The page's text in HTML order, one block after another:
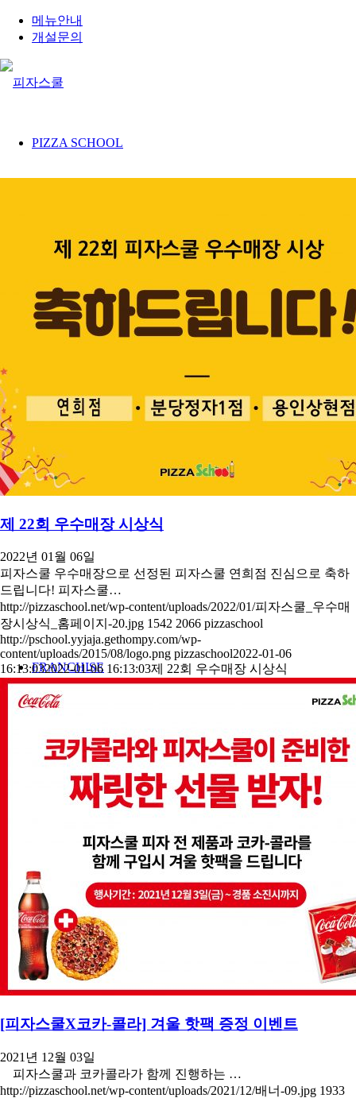
메뉴안내
개설문의
PIZZA SCHOOL
NEWS
FRANCHISE
CS CENTER
Menu Menu
제 22회 우수매장 시상식
2022년 01월 06일
피자스쿨 우수매장으로 선정된 피자스쿨 연희점 진심으로 축하
드립니다! 피자스쿨…
http://pizzaschool.net/wp-content/uploads/2022/01/피자스쿨_우수매
장시상식_홈페이지-20.jpg 1542 2066 pizzaschool
http://pschool.yyjaja.gethompy.com/wp-
content/uploads/2015/08/logo.png pizzaschool2022-01-06
16:13:032022-01-06 16:13:03제 22회 우수매장 시상식
[피자스쿨X코카-콜라] 겨울 핫팩 증정 이벤트
2021년 12월 03일
피자스쿨과 코카콜라가 함께 진행하는 …
http://pizzaschool.net/wp-content/uploads/2021/12/배너-09.jpg 1933